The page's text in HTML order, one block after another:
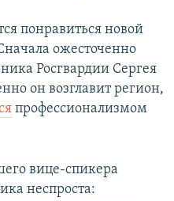
понравиться новой
ожесточенно
Росгвардии Сергея
он возглавит регион,
профессионализмом
вице-спикера
неспроста: